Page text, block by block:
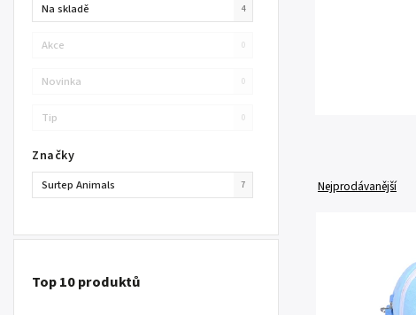
Na skladě 4
Akce 0
Novinka 0
Tip 0
Značky
Surtep Animals 7
Top 10 produktů
Nejprodávanější